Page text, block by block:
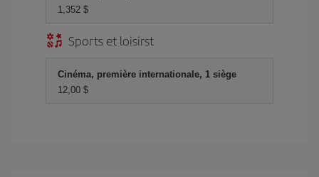
1,352 $
Sports et loisirst
Cinéma, première internationale, 1 siège
12,00 $